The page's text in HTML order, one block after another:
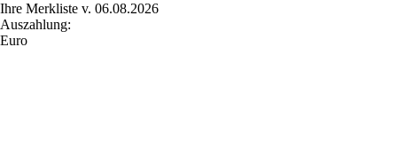
Ihre Merkliste v. 06.08.2026
Auszahlung:
Euro